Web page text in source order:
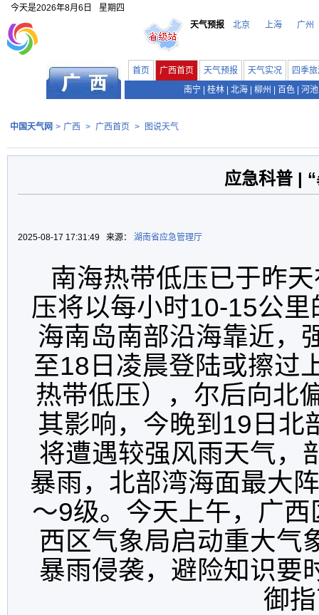
今天是2026年8月6日
星期四
天气预报
北京 上海 广州
首页 广西首页 天气预报 天气实况
四季
南宁
桂林 北海 柳州 百色 河池
中国天气网 > 广西 > 广西首页 > 图说天气
应急科普 |
2025-08-17 17:31:49 来源： 湖南省应急管理厅
南海热带低压已于昨
压将以每小时10-15公
海南岛南部沿海靠近，
至18日凌晨登陆或擦过
热带低压），尔后向北
其影响，今晚到19日北
将遭遇较强风雨天气，
暴雨，北部湾海面最大
～9级。今天上午，广
西区气象局启动重大
暴雨侵袭，避险知识要
御